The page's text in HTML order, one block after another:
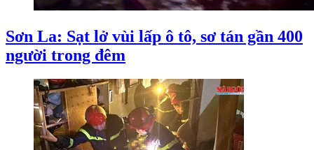
Sơn La: Sạt lở vùi lấp ô tô, sơ tán gần 400
người trong đêm